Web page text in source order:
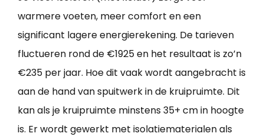
warmere voeten, meer comfort en een
significant lagere energierekening. De tarieven
fluctueren rond de €1925 en het resultaat is zo’n
€235 per jaar. Hoe dit vaak wordt aangebracht is
aan de hand van spuitwerk in de kruipruimte. Dit
kan als je kruipruimte minstens 35+ cm in hoogte
is. Er wordt gewerkt met isolatiematerialen als